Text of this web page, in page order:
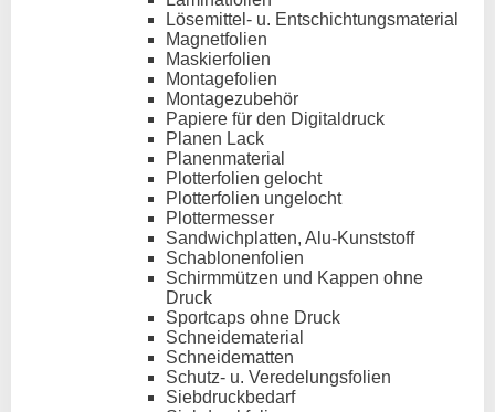
Lösemittel- u. Entschichtungsmaterial
Magnetfolien
Maskierfolien
Montagefolien
Montagezubehör
Papiere für den Digitaldruck
Planen Lack
Planenmaterial
Plotterfolien gelocht
Plotterfolien ungelocht
Plottermesser
Sandwichplatten, Alu-Kunststoff
Schablonenfolien
Schirmmützen und Kappen ohne
Druck
Sportcaps ohne Druck
Schneidematerial
Schneidematten
Schutz- u. Veredelungsfolien
Siebdruckbedarf